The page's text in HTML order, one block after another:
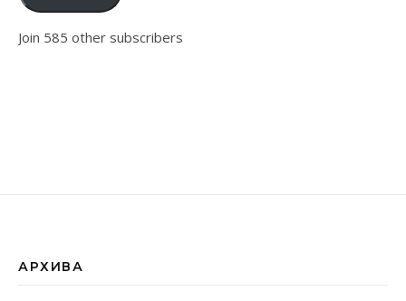
Join 585 other subscribers
АРХИВА